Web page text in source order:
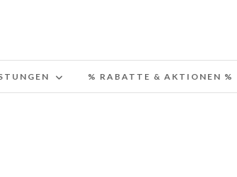
% RABATTE & AKTIONEN %